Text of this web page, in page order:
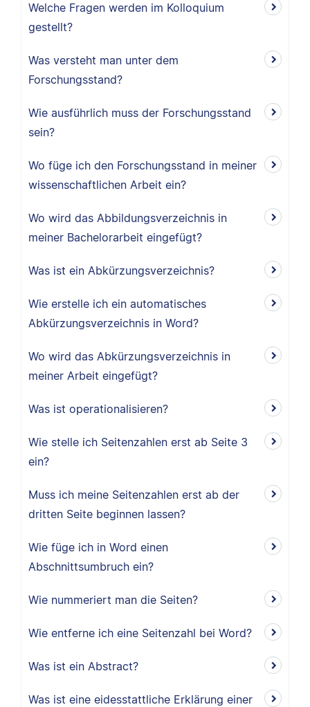
Welche Fragen werden im Kolloquium
gestellt?
Was versteht man unter dem
Forschungsstand?
Wie ausführlich muss der Forschungsstand
sein?
Wo füge ich den Forschungsstand in meiner
wissenschaftlichen Arbeit ein?
Wo wird das Abbildungsverzeichnis in
meiner Bachelorarbeit eingefügt?
Was ist ein Abkürzungsverzeichnis?
Wie erstelle ich ein automatisches
Abkürzungsverzeichnis in Word?
Wo wird das Abkürzungsverzeichnis in
meiner Arbeit eingefügt?
Was ist operationalisieren?
Wie stelle ich Seitenzahlen erst ab Seite 3
ein?
Muss ich meine Seitenzahlen erst ab der
dritten Seite beginnen lassen?
Wie füge ich in Word einen
Abschnittsumbruch ein?
Wie nummeriert man die Seiten?
Wie entferne ich eine Seitenzahl bei Word?
Was ist ein Abstract?
Was ist eine eidesstattliche Erklärung einer